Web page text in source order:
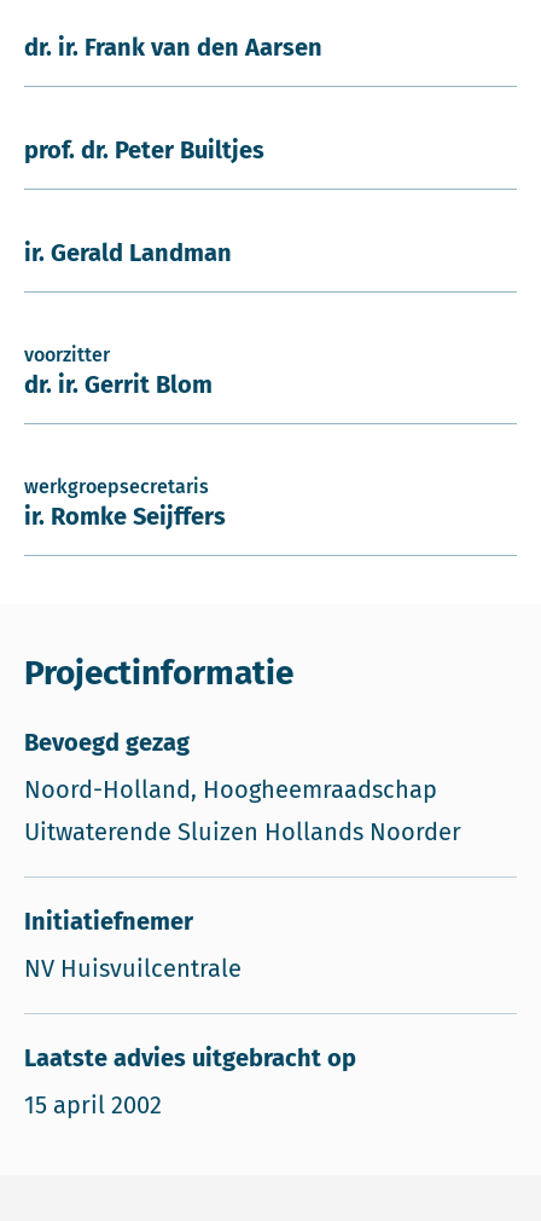
dr. ir. Frank van den Aarsen
prof. dr. Peter Builtjes
ir. Gerald Landman
voorzitter
dr. ir. Gerrit Blom
werkgroepsecretaris
ir. Romke Seijffers
Projectinformatie
Bevoegd gezag
Noord-Holland, Hoogheemraadschap
Uitwaterende Sluizen Hollands Noorder
Initiatiefnemer
NV Huisvuilcentrale
Laatste advies uitgebracht op
15 april 2002